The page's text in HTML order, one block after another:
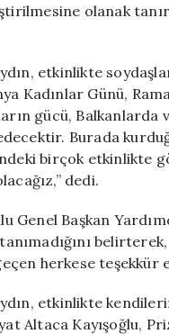
olanak
etkinlikte
Kadınlar Günü,
gücü, Balkanlarda
Burada
birçok etkinlikte
dedi.
Genel Başkan
herkese teşekkür
etkinlikte
Altaca Kayışoğlu,